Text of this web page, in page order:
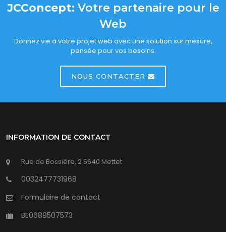
JCConcept: Votre partenaire pour le
Web
Donnez vie à votre projet web avec une solution sur mesure,
pensée pour vos besoins.
NOUS CONTACTER
INFORMATION DE CONTACT
Rue de Bossière, 2 5640 Mettet
0032477731968
Formulaire de contact
BE0689507573